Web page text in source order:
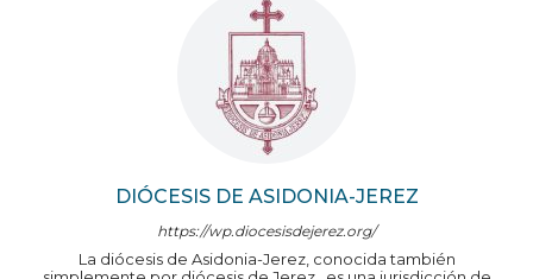
DIÓCESIS DE ASIDONIA-JEREZ
https://wp.diocesisdejerez.org/
La diócesis de Asidonia-Jerez, conocida también